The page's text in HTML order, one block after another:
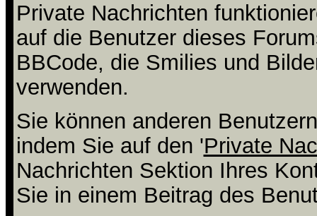
Private Nachrichten
auf die Benutzer dieses
BBCode, die Smilies und
verwenden.
Sie können anderen
indem Sie auf den 'Private
Nachrichten Sektion Ihres
Sie in einem Beitrag des